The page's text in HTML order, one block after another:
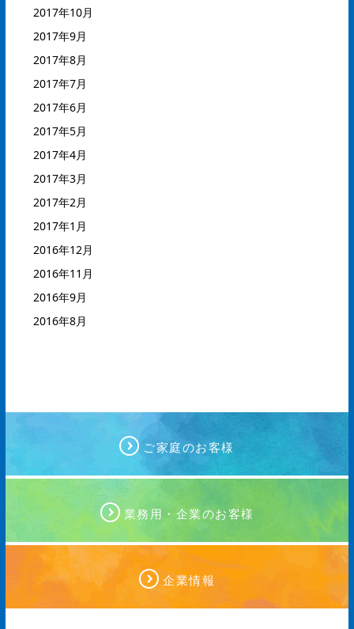
2017年10月
2017年9月
2017年8月
2017年7月
2017年6月
2017年5月
2017年4月
2017年3月
2017年2月
2017年1月
2016年12月
2016年11月
2016年9月
2016年8月
ご家庭のお客様
業務用・企業のお客様
企業情報